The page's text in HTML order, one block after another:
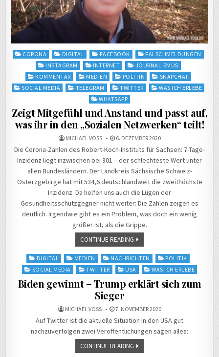
Posted
CORONA DIGITAL FACEBOOK
FALSCHMELDUNGEN
INSTAGRAM
INTERNET
JOURNALISMUS
KOMMENTAR
MEDIEN POLITIK
SNAPCHAT
SOCIAL MEDIA
TELEGRAM TWITTER
WAS ICH ERLEBE
WHATSAPP
Zeigt Mitgefühl und Anstand und passt auf,
was ihr in den „Sozialen Netzwerken“ teilt!
MICHAEL VOSS 6. DEZEMBER 2020
Die Corona-Zahlen des Robert-Koch-Instituts für Sachsen: 7-Tage-
Inzidenz liegt inzwischen bei 301 – der schlechteste Wert unter
allen Bundesländern. Der Landkreis Sächsische Schweiz-
Osterzgebirge hat mit 534,6 deutschlandweit die zweithöchste
Inzidenz. Da helfen uns auch die Lügen der
Gesundheitsschutzgegner nicht weiter: Die Zahlen zeigen es
deutlich. Irgendwie gibt es ein Problem, was doch ein wenig
größer ist, als die Grippe.
CONTINUE READING
Posted
in
DIGITAL MEDIEN NACHRICHTEN
POLITIK
SOCIAL MEDIA
TWITTER USA WAS ICH ERLEBE
Biden gewinnt – Trump erklärt sich zum
Sieger
MICHAEL VOSS 7. NOVEMBER 2020
Auf Twitter ist die aktuelle Situation in den USA gut
nachzuverfolgen zwei Veröffentlichungen sagen alles:
CONTINUE READING